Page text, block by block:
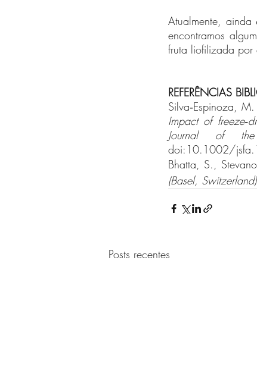
Atualmente,
encontramos
fruta liofilizada por
REFERÊNCIAS
Impact of
Journal of
doi:10.1002/
Bhatta, S.,
(Basel, Switzerland)
Posts recentes